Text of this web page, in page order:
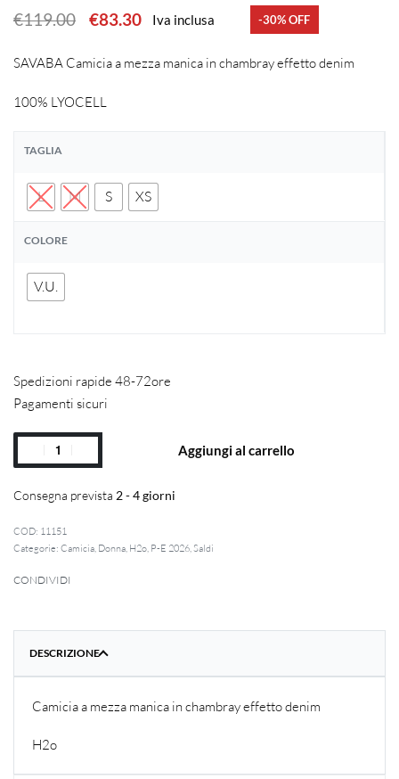
€119.00 €83.30 Iva inclusa -30% OFF
SAVABA Camicia a mezza manica in chambray effetto denim
100% LYOCELL
TAGLIA
L M S XS
COLORE
V.U.
Spedizioni rapide 48-72ore
Pagamenti sicuri
Aggiungi al carrello
Consegna prevista 2 - 4 giorni
11151
Categorie: Camicia Donna H2o P-E 2026 Saldi
CONDIVIDI
DESCRIZIONE
Camicia a mezza manica in chambray effetto denim
H2o